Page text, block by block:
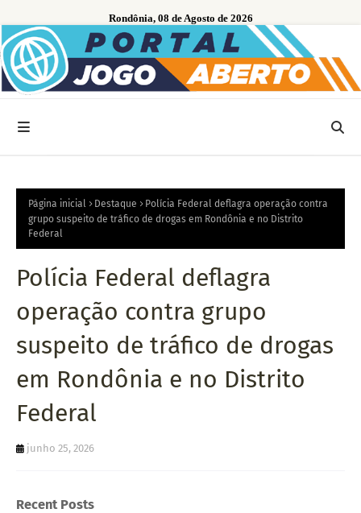
Rondônia, 08 de Agosto de 2026
Página inicial Destaque
Polícia Federal deflagra operação contra
grupo suspeito de tráfico de drogas em Rondônia e no Distrito
Federal
Polícia Federal deflagra
operação contra grupo
suspeito de tráfico de drogas
em Rondônia e no Distrito
Federal
junho 25, 2026
Recent Posts